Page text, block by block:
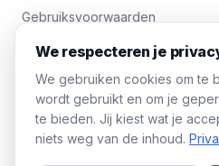
Gebruiksvoorwaarden
Privacybeleid
Cookies beheren
WAALAXY
We respecteren je
We gebruiken cookies om te
wordt gebruikt en om je
te bieden. Jij kiest wat je
niets weg van de inhoud.